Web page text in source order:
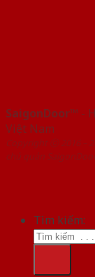
SaigonDoor™ -
Việt Nam
Copyright ⓒ 2016 –
chủ quản SaigonDoor
Tìm kiếm: